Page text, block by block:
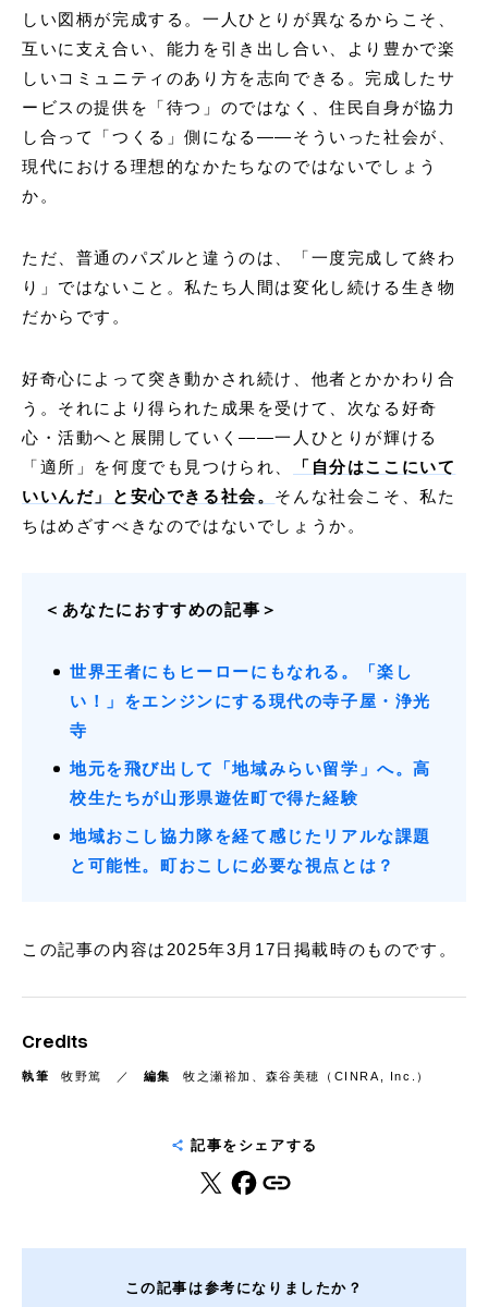
しい図柄が完成する。⼀⼈ひとりが異なるからこそ、
互いに支え合い、能力を引き出し合い、より豊かで楽
しいコミュニティのあり方を志向できる。完成したサ
ービスの提供を「待つ」のではなく、住民自身が協力
し合って「つくる」側になる——そういった社会が、
現代における理想的なかたちなのではないでしょう
か。
ただ、普通のパズルと違うのは、「一度完成して終わ
り」ではないこと。私たち人間は変化し続ける生き物
だからです。
好奇心によって突き動かされ続け、他者とかかわり合
う。それにより得られた成果を受けて、次なる好奇
心・活動へと展開していく——一人ひとりが輝ける
「適所」を何度でも見つけられ、
「自分はここにいて
いいんだ」と安心できる社会。 そんな社会こそ、私た
ちはめざすべきなのではないでしょうか。
＜あなたにおすすめの記事＞
世界王者にもヒーローにもなれる。「楽し
い！」をエンジンにする現代の寺子屋・浄光
寺
地元を飛び出して「地域みらい留学」へ。高
校生たちが山形県遊佐町で得た経験
地域おこし協力隊を経て感じたリアルな課題
と可能性。町おこしに必要な視点とは？
この記事の内容は2025年3月17日掲載時のものです。
Credits
執筆 牧野篤 編集 牧之瀬裕加、森谷美穂（CINRA, Inc.）
記事をシェアする
この記事は参考になりましたか？